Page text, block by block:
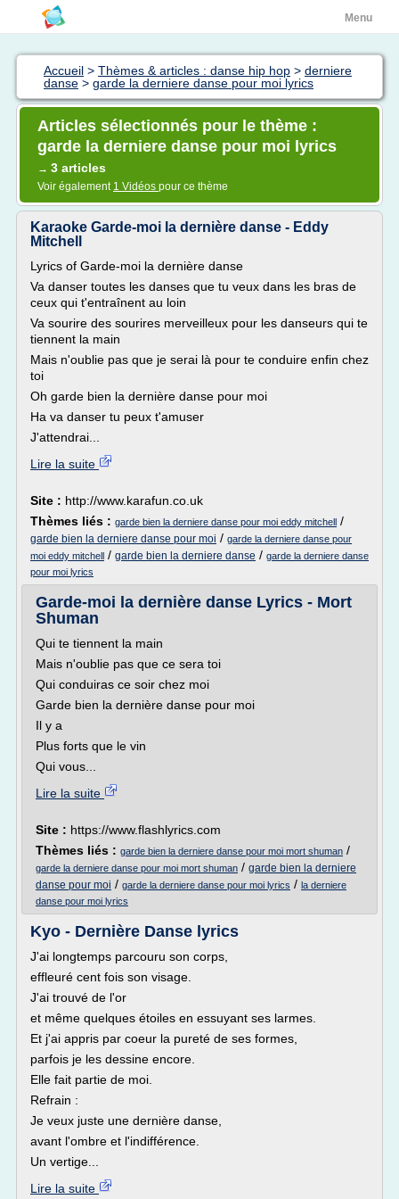
Menu
Accueil > Thèmes & articles : danse hip hop > derniere
danse > garde la derniere danse pour moi lyrics
Articles sélectionnés pour le thème :
garde la derniere danse pour moi lyrics
→ 3 articles
Voir également 1 Vidéos pour ce thème
Karaoke Garde-moi la dernière danse - Eddy
Mitchell
Lyrics of Garde-moi la dernière danse
Va danser toutes les danses que tu veux dans les bras de
ceux qui t'entraînent au loin
Va sourire des sourires merveilleux pour les danseurs qui te
tiennent la main
Mais n'oublie pas que je serai là pour te conduire enfin chez
toi
Oh garde bien la dernière danse pour moi
Ha va danser tu peux t'amuser
J'attendrai...
Lire la suite
Site : http://www.karafun.co.uk
Thèmes liés : garde bien la derniere danse pour moi eddy mitchell /
garde bien la derniere danse pour moi / garde la derniere danse pour
moi eddy mitchell / garde bien la derniere danse / garde la derniere danse
pour moi lyrics
Garde-moi la dernière danse Lyrics - Mort
Shuman
Qui te tiennent la main
Mais n'oublie pas que ce sera toi
Qui conduiras ce soir chez moi
Garde bien la dernière danse pour moi
Il y a
Plus forts que le vin
Qui vous...
Lire la suite
Site : https://www.flashlyrics.com
Thèmes liés : garde bien la derniere danse pour moi mort shuman /
garde la derniere danse pour moi mort shuman / garde bien la derniere
danse pour moi / garde la derniere danse pour moi lyrics / la derniere
danse pour moi lyrics
Kyo - Dernière Danse lyrics
J'ai longtemps parcouru son corps,
effleuré cent fois son visage.
J'ai trouvé de l'or
et même quelques étoiles en essuyant ses larmes.
Et j'ai appris par coeur la pureté de ses formes,
parfois je les dessine encore.
Elle fait partie de moi.
Refrain :
Je veux juste une dernière danse,
avant l'ombre et l'indifférence.
Un vertige...
Lire la suite